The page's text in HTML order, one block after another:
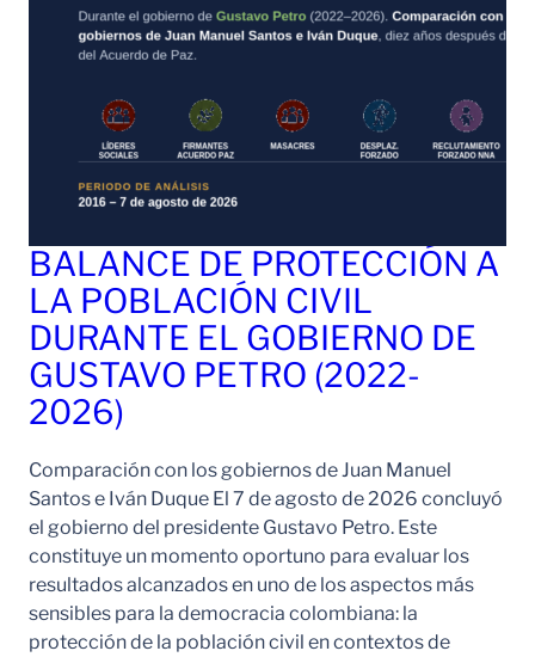
BALANCE DE PROTECCIÓN A
LA POBLACIÓN CIVIL
DURANTE EL GOBIERNO DE
GUSTAVO PETRO (2022-
2026)
Comparación con los gobiernos de Juan Manuel
Santos e Iván Duque El 7 de agosto de 2026 concluyó
el gobierno del presidente Gustavo Petro. Este
constituye un momento oportuno para evaluar los
resultados alcanzados en uno de los aspectos más
sensibles para la democracia colombiana: la
protección de la población civil en contextos de